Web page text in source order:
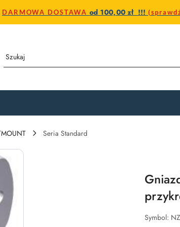
DARMOWA DOSTAWA od 100,00 zł !!!
Seria Standard
Symbol: